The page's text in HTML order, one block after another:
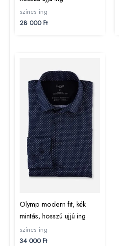
színes ing
28 000Ft
Olymp modern fit, kék
mintás, hosszú ujjú ing
színes ing
34 000Ft